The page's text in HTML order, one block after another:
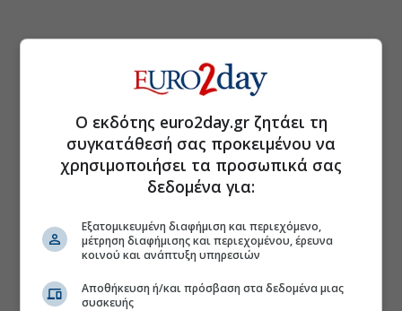
Ο εκδότης euro2day.gr ζητάει τη
συγκατάθεσή σας προκειμένου να
χρησιμοποιήσει τα προσωπικά σας
δεδομένα για:
Εξατομικευμένη διαφήμιση και περιεχόμενο,
μέτρηση διαφήμισης και περιεχομένου, έρευνα
κοινού και ανάπτυξη υπηρεσιών
Αποθήκευση ή/και πρόσβαση στα δεδομένα μιας
συσκευής